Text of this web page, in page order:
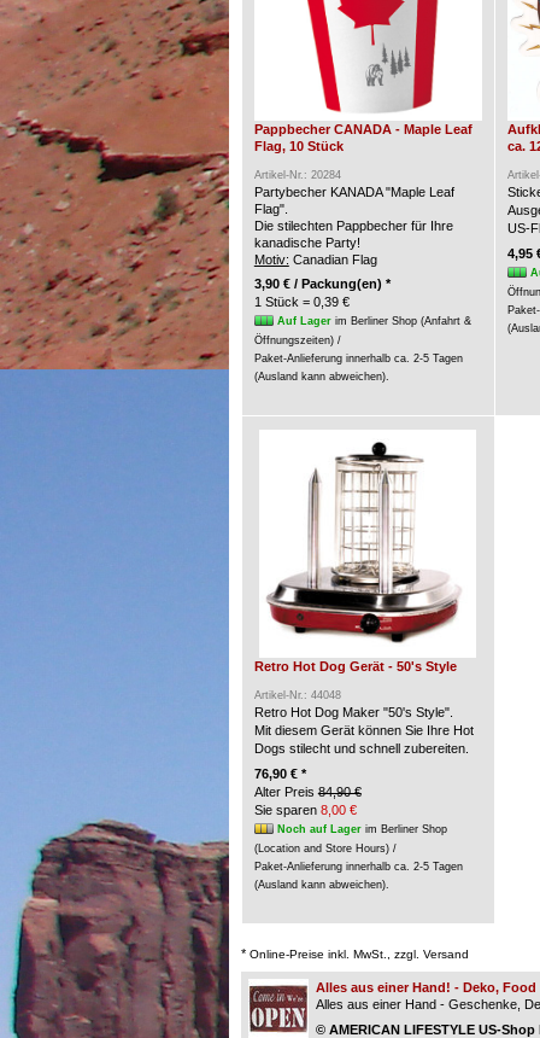
Pappbecher CANADA - Maple Leaf
Flag, 10 Stück
Artikel-Nr.: 20284
Partybecher KANADA "Maple Leaf
Flag".
Die stilechten Pappbecher für Ihre
kanadische Party!
Motiv: Canadian Flag
3,90 € / Packung(en) *
1 Stück = 0,39 €
Auf Lagerim Berliner Shop (Anfahrt &
Öffnungszeiten) /
Paket-Anlieferung innerhalb ca. 2-5 Tagen
(Ausland kann abweichen).
ca.
US-
4,95
Retro Hot Dog Gerät - 50's Style
Artikel-Nr.: 44048
Retro Hot Dog Maker "50's Style".
Mit diesem Gerät können Sie Ihre Hot
Dogs stilecht und schnell zubereiten.
76,90 € *
Alter Preis 84,90 €
Sie sparen 8,00 €
Noch auf Lagerim Berliner Shop
(Location and Store Hours) /
Paket-Anlieferung innerhalb ca. 2-5 Tagen
(Ausland kann abweichen).
* Online-Preise inkl. MwSt., zzgl. Versand
Alles aus einer Hand! - Deko, Food
Alles aus einer Hand - Geschenke,
© AMERICAN LIFESTYLE US-Shop